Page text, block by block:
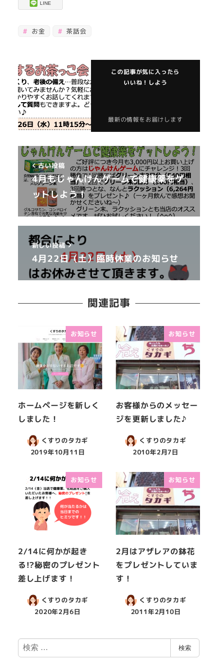
LINE
お金 茶話会
この記事が気に入ったら
いいね！しよう
最新の情報をお届けします
古い投稿
4月もじゃんけんゲームで健康薬をゲ
ットしよう！
新しい投稿
4月22日（土）臨時休業のお知らせ
関連記事
お知らせ
ホームページを新しく
しました！
くすりのタカギ
2019年10月11日
お知らせ
お客様からのメッセー
ジを更新しました♪
くすりのタカギ
2010年2月7日
お知らせ
2/14に何かが起き
る!?秘密のプレゼント
差し上げます！
くすりのタカギ
2020年2月6日
お知らせ
2月はアザレアの鉢花
をプレゼントしていま
す！
くすりのタカギ
2011年2月10日
検
索
検索